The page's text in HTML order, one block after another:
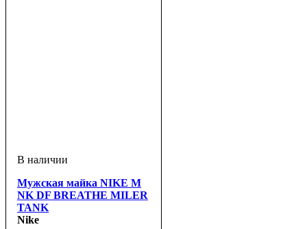
Мужская майка NIKE M
NK DF BREATHE MILER
TANK
Nike